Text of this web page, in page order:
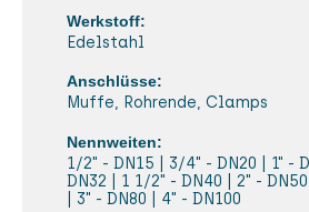
Werkstoff:
Edelstahl
Anschlüsse:
Muffe, Rohrende, Clamps
Nennweiten:
1/2" - DN15 | 3/4" - DN20 | 1" -
DN32 | 1 1/2" - DN40 | 2" -
| 3" - DN80 | 4" - DN100